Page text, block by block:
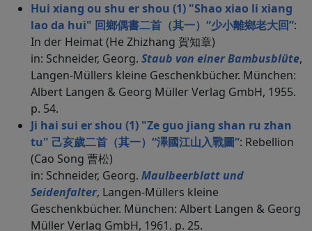
Hui xiang ou shu er shou (1) "Shao xiao li xiang
lao da hui" 回鄉偶書二首（其一）“少小離鄉老大回”:
In der Heimat (He Zhizhang 賀知章)
in: Schneider, Georg. Staub von einer Bambusblüte,
Langen-Müllers kleine Geschenkbücher. München:
Albert Langen & Georg Müller Verlag GmbH, 1955.
p. 54.
Ji hai sui er shou (1) "Ze guo jiang shan ru zhan
tu" 己亥歲二首（其一）“澤國江山入戰圖”: Rebellion
(Cao Song 曹松)
in: Schneider, Georg. Maulbeerblatt und
Seidenfalter, Langen-Müllers kleine
Geschenkbücher. München: Albert Langen & Georg
Müller Verlag GmbH, 1961. p. 25.